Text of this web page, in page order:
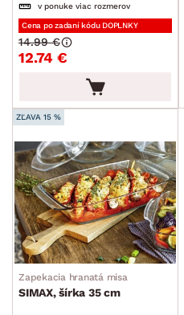
v ponuke viac rozmerov
Cena po zadaní kódu DOPLNKY
12.74 €
14.99 €
ZĽAVA 15 %
Zapekacia hranatá misa
SIMAX, šírka 35 cm